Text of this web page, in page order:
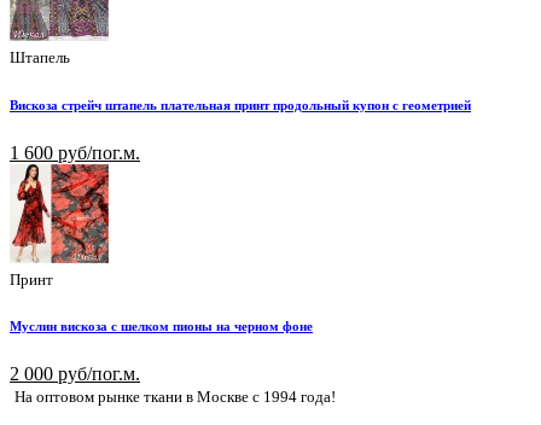
Штапель
Вискоза стрейч штапель плательная принт продольный купон с геометрией
1 600 руб/пог.м.
Принт
Муслин вискоза с шелком пионы на черном фоне
2 000 руб/пог.м.
На оптовом рынке ткани в Москве с 1994 года!